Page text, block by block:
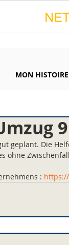
MON HISTOIRE
geplant. Die
ohne
: